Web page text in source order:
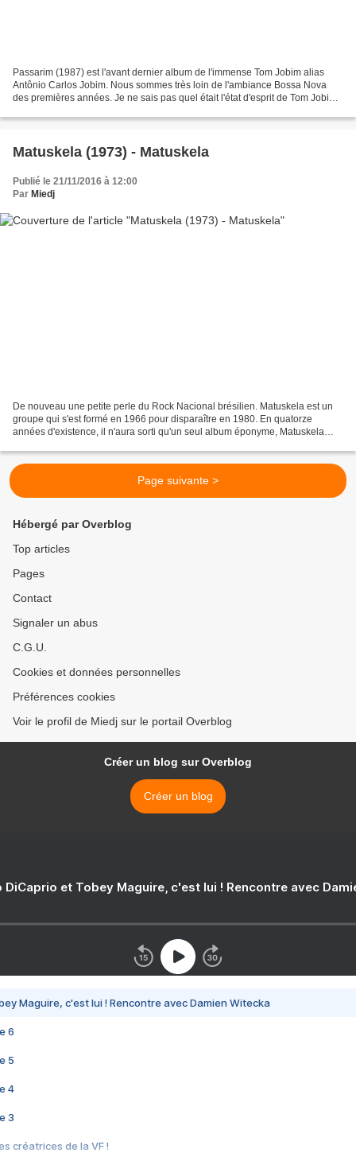
Passarim (1987) est l'avant dernier album de l'immense Tom Jobim alias
Antônio Carlos Jobim. Nous sommes très loin de l'ambiance Bossa Nova
des premières années. Je ne sais pas quel était l'état d'esprit de Tom Jobim
Matuskela (1973) - Matuskela
Publié le 21/11/2016 à 12:00
Par Miedj
De nouveau une petite perle du Rock Nacional brésilien. Matuskela est un
groupe qui s'est formé en 1966 pour disparaître en 1980. En quatorze
années d'existence, il n'aura sorti qu'un seul album éponyme, Matuskela
Page suivante >
Hébergé par Overblog
Top articles
Pages
Contact
Signaler un abus
C.G.U.
Cookies et données personnelles
Préférences cookies
Voir le profil de Miedj sur le portail Overblog
Créer un blog sur Overblog
Créer un blog
DiCaprio et Tobey Maguire, c'est lui ! Rencontre avec
Maguire, c'est lui ! Rencontre avec Damien Witecka
6
5
4
3
créatrices de la VF !